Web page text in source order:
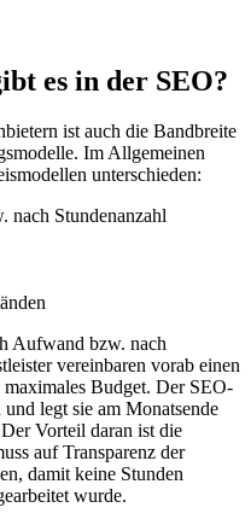
es in der SEO?
ist auch die Bandbreite
Im Allgemeinen
unterschieden:
nach Stundenanzahl
Aufwand bzw. nach
vereinbaren vorab einen
Budget. Der SEO-
legt sie am Monatsende
Vorteil daran ist die
auf Transparenz der
damit keine Stunden
wurde.